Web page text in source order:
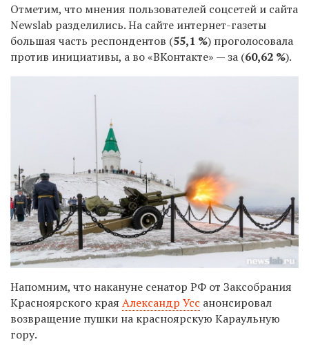
Отметим, что мнения пользователей соцсетей и сайта
Newslab разделились. На сайте интернет-газеты
большая часть респондентов (55,1 %) проголосовала
против инициативы, а во «ВКонтакте» — за (60,62 %).
Напомним, что накануне сенатор РФ от Заксобрания
Красноярского края Александр Усс анонсировал
возвращение пушки на красноярскую Караульную
гору.